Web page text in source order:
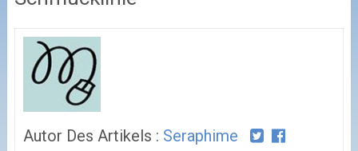
Autor Des Artikels : Seraphime